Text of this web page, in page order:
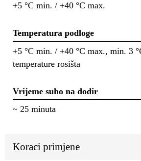
+5 °C min. / +40 °C max.
Temperatura podloge
+5 °C min. / +40 °C max., min. 3
temperature rosišta
Vrijeme suho na dodir
~ 25 minuta
Koraci primjene